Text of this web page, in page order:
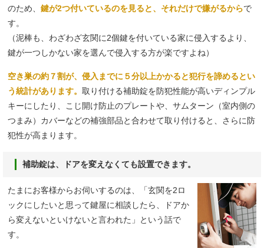
のため、 鍵が2つ付いているのを見ると、それだけで嫌がるからで
す。
（泥棒も、わざわざ玄関に2個鍵を付いている家に侵入するより、
鍵が一つしかない家を選んで侵入する方が楽ですよね）
空き巣の約７割が、侵入までに５分以上かかると犯行を諦めるとい
う統計があります。 取り付ける補助錠を防犯性能が高いディンプル
キーにしたり、こじ開け防止のプレートや、サムターン（室内側の
つまみ）カバーなどの補強部品と合わせて取り付けると、さらに防
犯性が高まります。
補助錠は、ドアを変えなくても設置できます。
たまにお客様からお伺いするのは、「玄関を2ロ
ックにしたいと思って鍵屋に相談したら、ドアか
ら変えないといけないと言われた」という話で
す。